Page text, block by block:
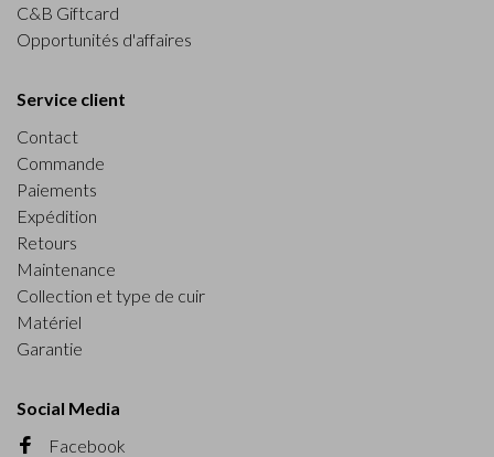
C&B Giftcard
Opportunités d'affaires
Service client
Contact
Commande
Paiements
Expédition
Retours
Maintenance
Collection et type de cuir
Matériel
Garantie
Social Media
Facebook